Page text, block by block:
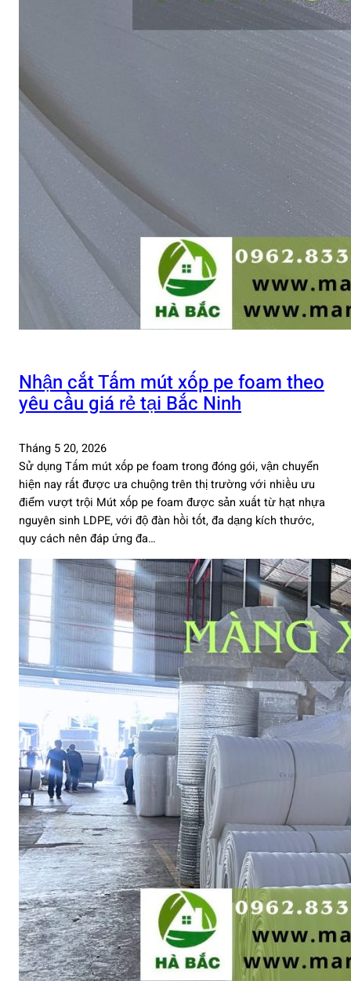
Nhận cắt Tấm mút xốp pe foam theo
yêu cầu giá rẻ tại Bắc Ninh
Tháng 5 20, 2026
Sử dụng Tấm mút xốp pe foam trong đóng gói, vận chuyển
hiện nay rất được ưa chuộng trên thị trường với nhiều ưu
điểm vượt trội Mút xốp pe foam được sản xuất từ hạt nhựa
nguyên sinh LDPE, với độ đàn hồi tốt, đa dạng kích thước,
quy cách nên đáp ứng đa…